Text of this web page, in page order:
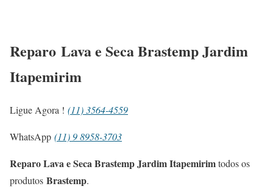
Reparo Lava e Seca Brastemp Jardim
Itapemirim
Ligue Agora ! (11) 3564-4559
WhatsApp (11) 9 8958-3703
Reparo Lava e Seca Brastemp Jardim Itapemirimtodos os
produtos Brastemp.